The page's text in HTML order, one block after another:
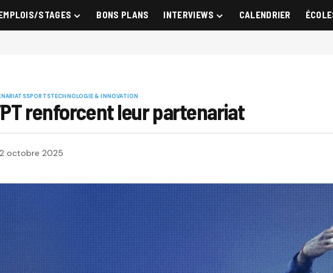
STAGES BONS PLANS INTERVIEWS CALENDRIER
SPORTSTECHNOLOGIE & INNOVATION
renforcent leur partenariat
octobre 2025